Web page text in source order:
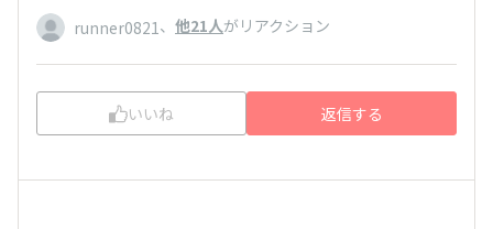
runner0821、 他21人がリアクション
いいね 返信する